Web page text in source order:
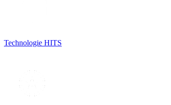
Technologie HITS